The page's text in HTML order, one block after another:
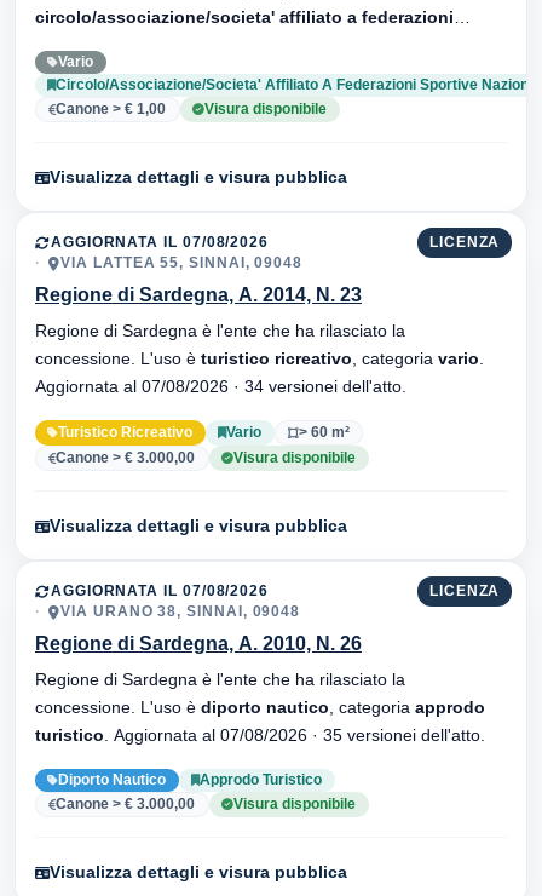
circolo/associazione/societa' affiliato a federazioni
dell'atto.
Vario
Circolo/Associazione/Societa' Affiliato A Federazioni Sportive
Canone > € 1,00
Visura disponibile
Visualizza dettagli e visura pubblica
LICENZA
AGGIORNATA IL 07/08/2026
VIA LATTEA 55, SINNAI, 09048
Regione di Sardegna, A. 2014, N. 23
Regione di Sardegna è l'ente che ha rilasciato la
concessione. L'uso è turistico ricreativo , categoria vario
Aggiornata al 07/08/2026 · 34 versionei dell'atto.
Turistico Ricreativo Vario
> 60 m²
Canone > € 3.000,00
Visura disponibile
Visualizza dettagli e visura pubblica
LICENZA
AGGIORNATA IL 07/08/2026
VIA URANO 38, SINNAI, 09048
Regione di Sardegna, A. 2010, N. 26
Regione di Sardegna è l'ente che ha rilasciato la
concessione. L'uso è diporto nautico , categoria approdo
turistico
. Aggiornata al 07/08/2026 · 35 versionei dell'atto.
Diporto Nautico
Approdo Turistico
Canone > € 3.000,00
Visura disponibile
Visualizza dettagli e visura pubblica